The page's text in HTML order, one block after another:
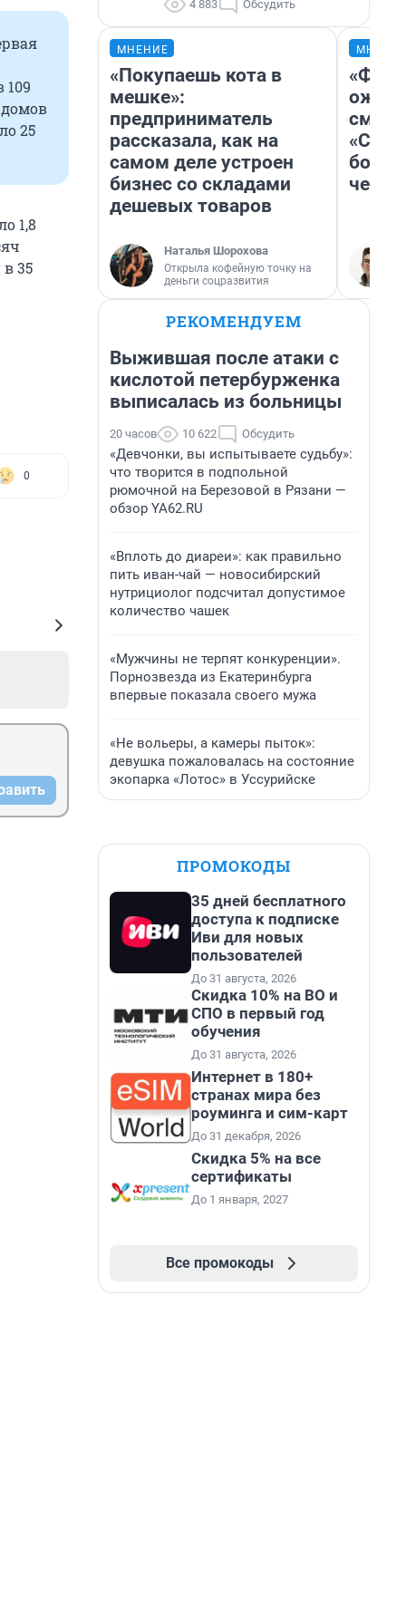
109
25
1,8
35
0
4 883 Обсудить
МНЕНИЕ
«Покупаешь кота в
мешке»:
предприниматель
рассказала, как на
самом деле устроен
бизнес со складами
дешевых товаров
Наталья Шорохова
Открыла кофейную точку на
деньги соцразвития
РЕКОМЕНДУЕМ
Выжившая после атаки с
кислотой петербурженка
выписалась из больницы
20 часов 10 622 Обсудить
«Девчонки, вы испытываете судьбу»:
что творится в подпольной
рюмочной на Березовой в Рязани —
обзор YA62.RU
«Вплоть до диареи»: как правильно
пить иван-чай — новосибирский
нутрициолог подсчитал допустимое
количество чашек
«Мужчины не терпят конкуренции».
Порнозвезда из Екатеринбурга
впервые показала своего мужа
«Не вольеры, а камеры пыток»:
девушка пожаловалась на состояние
экопарка «Лотос» в Уссурийске
ПРОМОКОДЫ
35 дней бесплатного
доступа к подписке
Иви для новых
пользователей
До 31 августа, 2026
Скидка 10% на ВО и
СПО в первый год
обучения
До 31 августа, 2026
Интернет в 180+
странах мира без
роуминга и сим-карт
До 31 декабря, 2026
Скидка 5% на все
сертификаты
До 1 января, 2027
Все промокоды